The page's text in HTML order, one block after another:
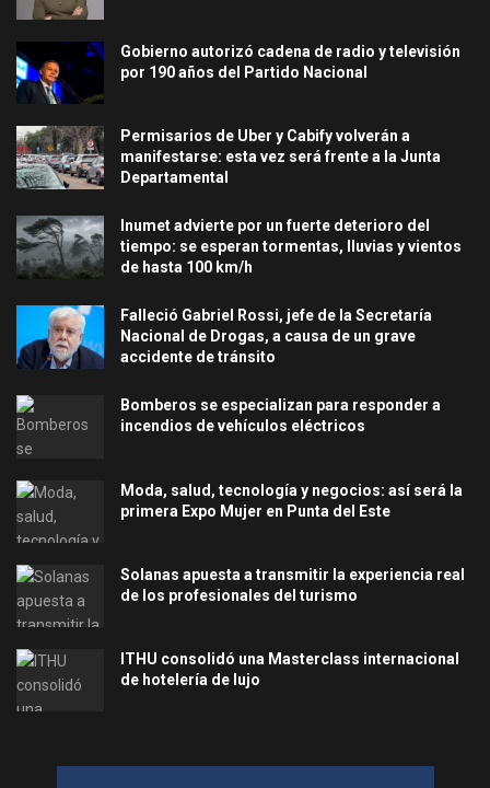
Gobierno autorizó cadena de radio y televisión
por 190 años del Partido Nacional
Permisarios de Uber y Cabify volverán a
manifestarse: esta vez será frente a la Junta
Departamental
Inumet advierte por un fuerte deterioro del
tiempo: se esperan tormentas, lluvias y vientos
de hasta 100 km/h
Falleció Gabriel Rossi, jefe de la Secretaría
Nacional de Drogas, a causa de un grave
accidente de tránsito
Bomberos se especializan para responder a
incendios de vehículos eléctricos
Moda, salud, tecnología y negocios: así será la
primera Expo Mujer en Punta del Este
Solanas apuesta a transmitir la experiencia real
de los profesionales del turismo
ITHU consolidó una Masterclass internacional
de hotelería de lujo